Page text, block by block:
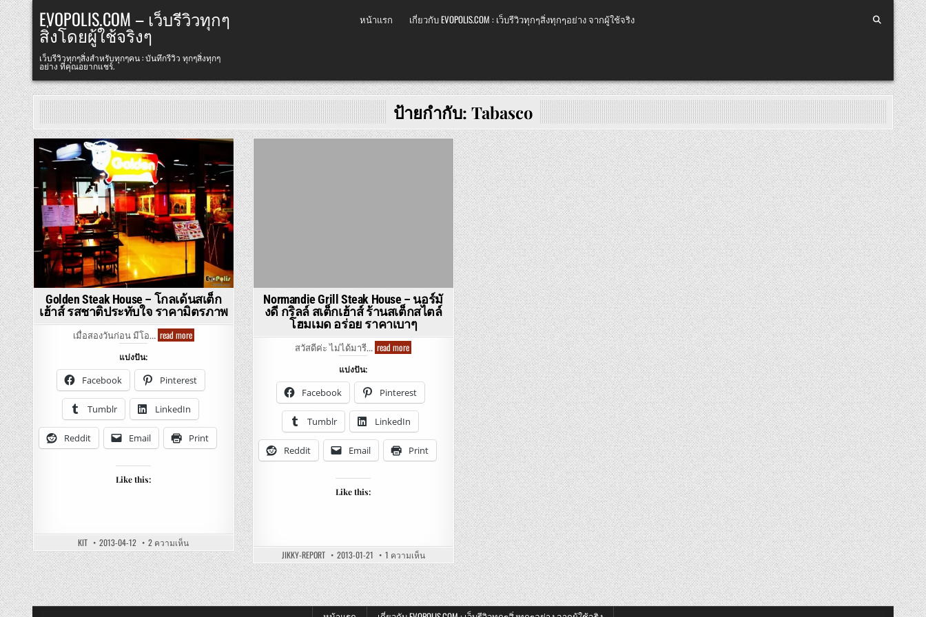
Skip
to
content
EVOPOLIS.COM – เว็บรีวิวทุกๆ
สิ่งโดยผู้ใช้จริงๆ
เว็บรีวิวทุกๆสิ่งสำหรับทุกๆคน : บันทึกรีวิว ทุกๆสิ่งทุกๆ
อย่าง ที่คุณอยากแชร์.
หน้าแรก เกี่ยวกับ EVOPOLIS.COM : เว็บรีวิวทุกๆสิ่งทุกๆอย่าง จากผู้ใช้จริง
ป้ายกำกับ: Tabasco
Posted
Golden Steak House – โกลเด้นสเต็ก
เฮ้าส์ รสชาติประทับใจ ราคามิตรภาพ
เมื่อสองวันก่อน มีโอ… read moreGolden
Steak
โกลเด้น
สเต็ก
เฮ้าส์
รสชาติ
ใจ
ราคา
มิตรภาพ
แบ่งปัน:
Facebook Pinterest
Tumblr LinkedIn
Reddit Email Print
Like this:
KIT 2013-04-12 2 ความเห็นบน
GOLDEN
STEAK
HOUSE
–
โกลเด้น
สเต็ก
เฮ้าส์
รสชาติ
Normandie Grill Steak House – นอร์มั
งดี กริลล์ สเต็กเฮ้าส์ ร้านสเต็กสไตล์
โฮมเมด อร่อย ราคาเบาๆ
สวัสดีค่ะ ไม่ได้มารี… read moreNormandie
Grill
–
นอร์มั
งดี
กริลล์
สเต็ก
เฮ้าส์
ร้าน
สเต็ก
สไตล์
โฮม
แบ่งปัน:
Facebook Pinterest
Tumblr LinkedIn
Reddit Email Print
Like this:
JIKKY-REPORT 2013-01-21 1 ความเห็นบน
NORMANDIE
GRILL
STEAK
HOUSE
–
นอร์มั
งดี